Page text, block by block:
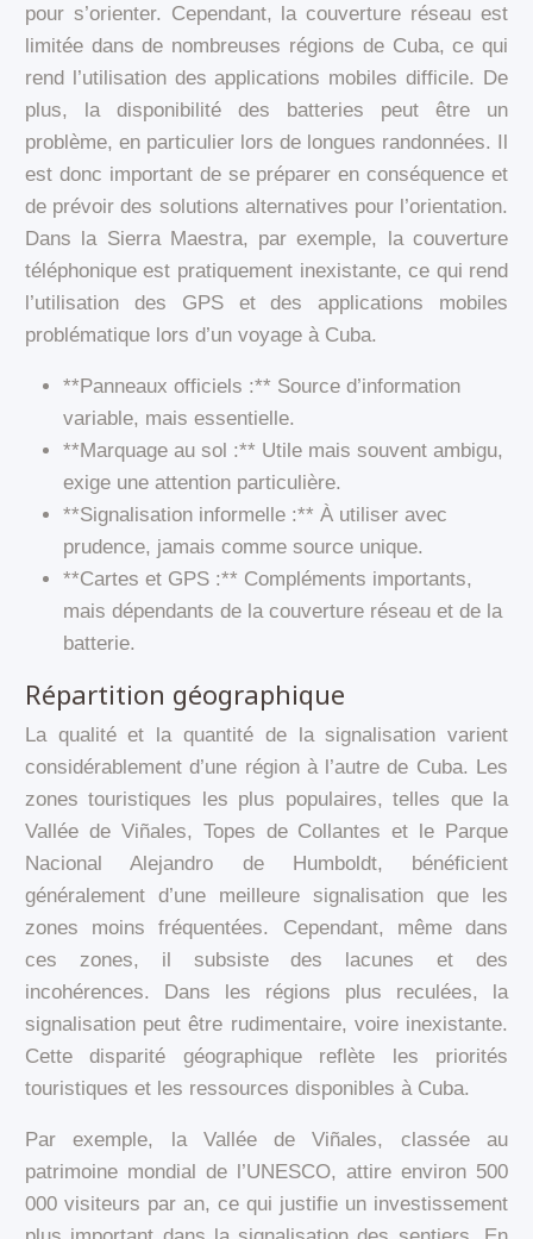
pour s’orienter. Cependant, la couverture réseau est
limitée dans de nombreuses régions de Cuba, ce qui
rend l’utilisation des applications mobiles difficile. De
plus, la disponibilité des batteries peut être un
problème, en particulier lors de longues randonnées. Il
est donc important de se préparer en conséquence et
de prévoir des solutions alternatives pour l’orientation.
Dans la Sierra Maestra, par exemple, la couverture
téléphonique est pratiquement inexistante, ce qui rend
l’utilisation des GPS et des applications mobiles
problématique lors d’un voyage à Cuba.
**Panneaux officiels :** Source d’information
variable, mais essentielle.
**Marquage au sol :** Utile mais souvent ambigu,
exige une attention particulière.
**Signalisation informelle :** À utiliser avec
prudence, jamais comme source unique.
**Cartes et GPS :** Compléments importants,
mais dépendants de la couverture réseau et de la
batterie.
Répartition géographique
La qualité et la quantité de la signalisation varient
considérablement d’une région à l’autre de Cuba. Les
zones touristiques les plus populaires, telles que la
Vallée de Viñales, Topes de Collantes et le Parque
Nacional Alejandro de Humboldt, bénéficient
généralement d’une meilleure signalisation que les
zones moins fréquentées. Cependant, même dans
ces zones, il subsiste des lacunes et des
incohérences. Dans les régions plus reculées, la
signalisation peut être rudimentaire, voire inexistante.
Cette disparité géographique reflète les priorités
touristiques et les ressources disponibles à Cuba.
Par exemple, la Vallée de Viñales, classée au
patrimoine mondial de l’UNESCO, attire environ 500
000 visiteurs par an, ce qui justifie un investissement